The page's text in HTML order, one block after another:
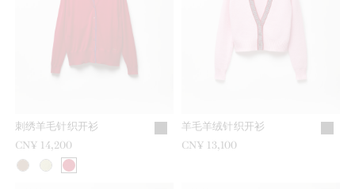
刺绣羊毛针织开衫
CN¥ 14,200
羊毛羊绒针织开衫
CN¥ 13,100